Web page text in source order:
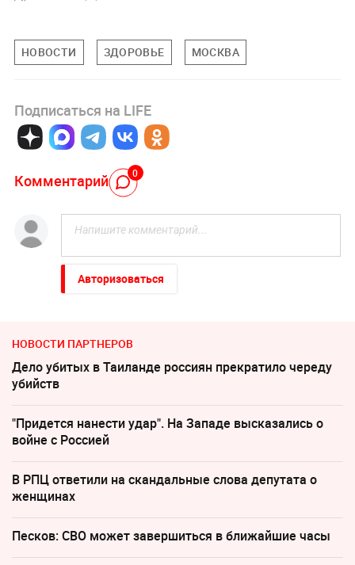
НОВОСТИ ЗДОРОВЬЕ МОСКВА
Подписаться на LIFE
Комментарий 0
Авторизоваться
НОВОСТИ ПАРТНЕРОВ
Дело убитых в Таиланде россиян прекратило череду
убийств
"Придется нанести удар". На Западе высказались о
войне с Россией
В РПЦ ответили на скандальные слова депутата о
женщинах
Песков: СВО может завершиться в ближайшие часы